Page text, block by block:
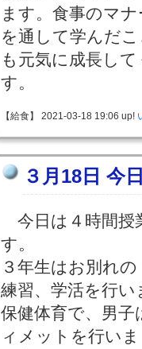
ます。食事のマ
を通して学んだ
も元気に成長し
す。
【給食】 2021-03-18 19:06 up!
３月18日 今
今日は４時間授
す。
３年生はお別れ
練習、学活を行
保健体育で、男
ィメットを行い